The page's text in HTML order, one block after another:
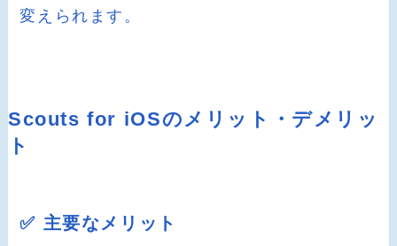
変えられます。
Scouts for iOSのメリット・デメリッ
ト
✅ 主要なメリット